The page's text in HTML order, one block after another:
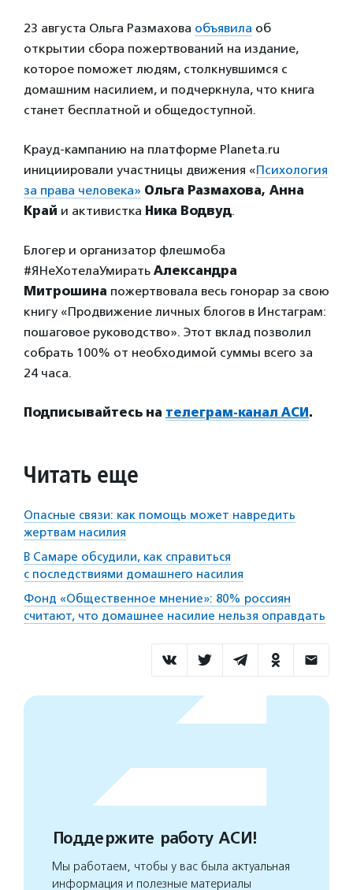
23 августа Ольга Размахова объявила об
открытии сбора пожертвований на издание,
которое поможет людям, столкнувшимся с
домашним насилием, и подчеркнула, что книга
станет бесплатной и общедоступной.
Крауд-кампанию на платформе Planeta.ru
инициировали участницы движения «Психология
за права человека» Ольга Размахова, Анна
Край и активистка Ника Водвуд.
Блогер и организатор флешмоба
#ЯНеХотелаУмирать Александра
Митрошина пожертвовала весь гонорар за свою
книгу «Продвижение личных блогов в Инстаграм:
пошаговое руководство». Этот вклад позволил
собрать 100% от необходимой суммы всего за
24 часа.
Подписывайтесь на телеграм-канал АСИ.
Читать еще
Опасные связи: как помощь может навредить
жертвам насилия
В Самаре обсудили, как справиться
с последствиями домашнего насилия
Фонд «Общественное мнение»: 80% россиян
считают, что домашнее насилие нельзя оправдать
Поддержите работу АСИ!
Мы работаем, чтобы у вас была актуальная
информация и полезные материалы